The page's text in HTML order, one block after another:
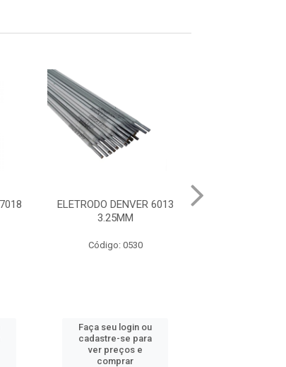
ELETRODO DENVER 6013
3.25MM
Código: 0530
Faça seu login ou
cadastre-se para
ver preços e
comprar